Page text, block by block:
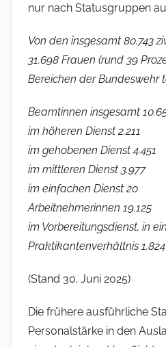
nur nach Statusgruppen
Von den insgesamt 80.743
31.698 Frauen (rund 39
Bereichen der Bundeswehr
Beamtinnen insgesamt
im höheren Dienst 2.211
im gehobenen Dienst 4.451
im mittleren Dienst 3.977
im einfachen Dienst 20
Arbeitnehmerinnen 19.125
im Vorbereitungsdienst, in
Praktikantenverhältnis 1.824
(Stand 30. Juni 2025)
Die frühere ausführliche
Personalstärke in den